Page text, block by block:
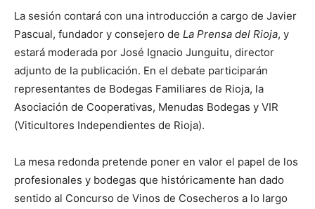
La sesión contará con una introducción a cargo de Javier
Pascual, fundador y consejero de La Prensa del Rioja, y
estará moderada por José Ignacio Junguitu, director
adjunto de la publicación. En el debate participarán
representantes de Bodegas Familiares de Rioja, la
Asociación de Cooperativas, Menudas Bodegas y VIR
(Viticultores Independientes de Rioja).
La mesa redonda pretende poner en valor el papel de los
profesionales y bodegas que históricamente han dado
sentido al Concurso de Vinos de Cosecheros a lo largo